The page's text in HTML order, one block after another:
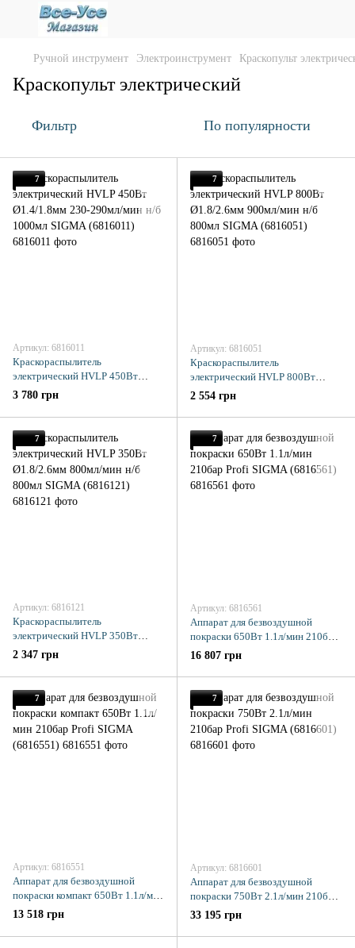
Ручной инструмент Электроинструмент Краскопульт
Краскопульт электрический
Фильтр По популярности
7
Артикул: 6816011
Краскораспылитель
электрический HVLP 450Вт
Ø1.4/1.8мм 230-290мл/мин н/б
1000мл SIGMA (6816011)
3 780 грн
7
Артикул: 6816051
Краскораспылитель
электрический HVLP 800Вт
Ø1.8/2.6мм 900мл/мин н/б 800мл
SIGMA (6816051)
2 554 грн
7
Артикул: 6816121
Краскораспылитель
электрический HVLP 350Вт
Ø1.8/2.6мм 800мл/мин н/б 800мл
SIGMA (6816121)
2 347 грн
7
Артикул: 6816561
Аппарат для безвоздушной
покраски 650Вт 1.1л/мин 210бар
Profi SIGMA (6816561)
16 807 грн
7
Артикул: 6816551
Аппарат для безвоздушной
покраски компакт 650Вт 1.1л/мин
210бар Profi SIGMA (6816551)
13 518 грн
7
Артикул: 6816601
Аппарат для безвоздушной
покраски 750Вт 2.1л/мин 210бар
Profi SIGMA (6816601)
33 195 грн